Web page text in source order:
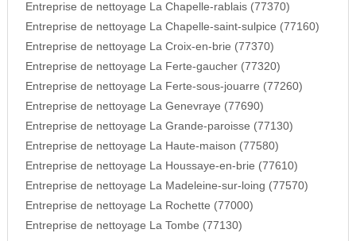
Entreprise de nettoyage La Chapelle-rablais (77370)
Entreprise de nettoyage La Chapelle-saint-sulpice (77160)
Entreprise de nettoyage La Croix-en-brie (77370)
Entreprise de nettoyage La Ferte-gaucher (77320)
Entreprise de nettoyage La Ferte-sous-jouarre (77260)
Entreprise de nettoyage La Genevraye (77690)
Entreprise de nettoyage La Grande-paroisse (77130)
Entreprise de nettoyage La Haute-maison (77580)
Entreprise de nettoyage La Houssaye-en-brie (77610)
Entreprise de nettoyage La Madeleine-sur-loing (77570)
Entreprise de nettoyage La Rochette (77000)
Entreprise de nettoyage La Tombe (77130)